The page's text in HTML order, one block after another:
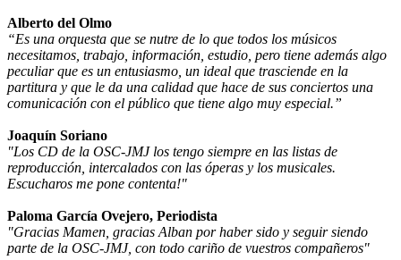
Alberto del Olmo
“Es una orquesta que se nutre de lo que todos los músicos
necesitamos, trabajo, información, estudio, pero tiene además algo
peculiar que es un entusiasmo, un ideal que trasciende en la
partitura y que le da una calidad que hace de sus conciertos una
comunicación con el público que tiene algo muy especial.”
Joaquín Soriano
"Los CD de la OSC-JMJ los tengo siempre en las listas de
reproducción, intercalados con las óperas y los musicales.
Escucharos me pone contenta!"
Paloma García Ovejero, Periodista
"Gracias Mamen, gracias Alban por haber sido y seguir siendo
parte de la OSC-JMJ, con todo cariño de vuestros compañeros"